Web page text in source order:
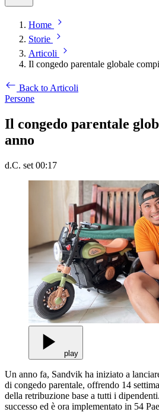
Home
Storie
Articoli
Il congedo parentale globale
Back to Articoli
Persone
Il congedo parentale
anno
d.C. set 00:17
play
Un anno fa, Sandvik ha iniziato a
di congedo parentale, offrendo 14
della retribuzione base a tutti i
successo ed è ora implementato in 54